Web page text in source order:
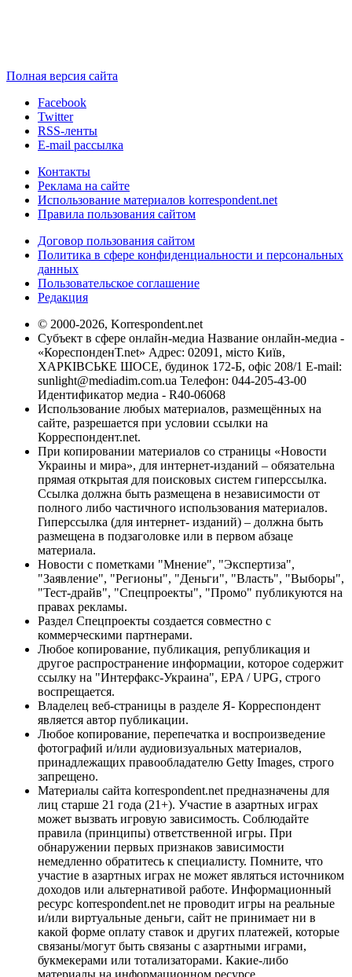
Полная версия сайта
Facebook
Twitter
RSS-ленты
E-mail рассылка
Контакты
Реклама на сайте
Использование материалов korrespondent.net
Правила пользования сайтом
Договор пользования сайтом
Политика в сфере конфиденциальности и персональных
данных
Пользовательское соглашение
Редакция
© 2000-2026, Korrespondent.net
Субъект в сфере онлайн-медиа Название онлайн-медиа -
«КореспонденТ.net» Адрес: 02091, місто Київ,
ХАРКІВСЬКЕ ШОСЕ, будинок 172-Б, офіс 208/1 E-mail:
sunlight@mediadim.com.ua Телефон: 044-205-43-00
Идентификатор медиа - R40-06068
Использование любых материалов, размещённых на
сайте, разрешается при условии ссылки на
Корреспондент.net.
При копировании материалов со страницы «Новости
Украины и мира», для интернет-изданий – обязательна
прямая открытая для поисковых систем гиперссылка.
Ссылка должна быть размещена в независимости от
полного либо частичного использования материалов.
Гиперссылка (для интернет- изданий) – должна быть
размещена в подзаголовке или в первом абзаце
материала.
Новости с пометками "Мнение", "Экспертиза",
"Заявление", "Регионы", "Деньги", "Власть", "Выборы",
"Тест-драйв", "Спецпроекты", "Промо" публикуются на
правах рекламы.
Раздел Спецпроекты создается совместно с
коммерческими партнерами.
Любое копирование, публикация, републикация и
другое распространение информации, которое содержит
ссылку на "Интерфакс-Украина", EPA / UPG, строго
воспрещается.
Владелец веб-страницы в разделе Я- Корреспондент
является автор публикации.
Любое копирование, перепечатка и воспроизведение
фотографий и/или аудиовизуальных материалов,
принадлежащих правообладателю Getty Images, строго
запрещено.
Материалы сайта korrespondent.net предназначены для
лиц старше 21 года (21+). Участие в азартных играх
может вызвать игровую зависимость. Соблюдайте
правила (принципы) ответственной игры. При
обнаружении первых признаков зависимости
немедленно обратитесь к специалисту. Помните, что
участие в азартных играх не может являться источником
доходов или альтернативой работе. Информационный
ресурс korrespondent.net не проводит игры на реальные
и/или виртуальные деньги, сайт не принимает ни в
какой форме оплату ставок и других платежей, которые
связаны/могут быть связаны с азартными играми,
букмекерами или тотализаторами. Какие-либо
материалы на информационном ресурсе